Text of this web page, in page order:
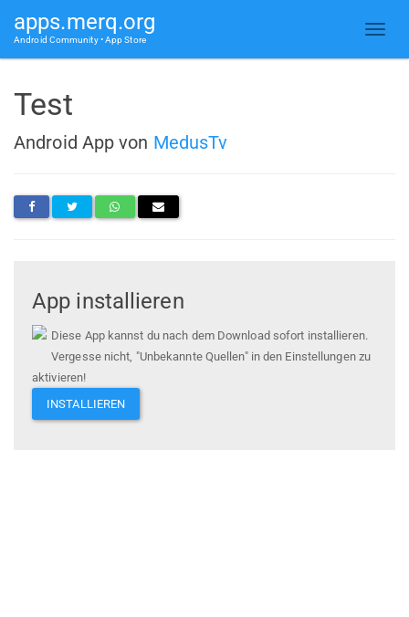
apps.merq.org
Android Community • App Store
Test
Android App von MedusTv
App installieren
Diese App kannst du nach dem Download sofort installieren.
Vergesse nicht, "Unbekannte Quellen" in den Einstellungen zu
aktivieren!
INSTALLIEREN